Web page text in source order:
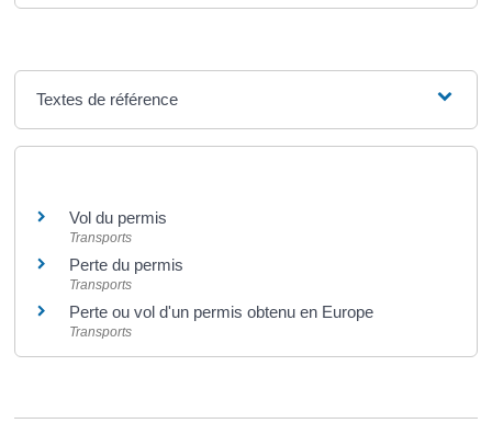
Textes de référence
Vol du permis
Transports
Perte du permis
Transports
Perte ou vol d'un permis obtenu en Europe
Transports